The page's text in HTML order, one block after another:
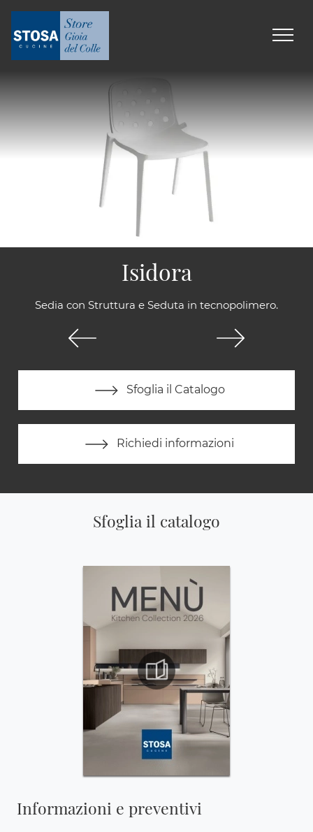
Sedia con Struttura e Seduta in tecnopolimero.
Sfoglia il Catalogo
Richiedi informazioni
Isidora
Sfoglia il catalogo
Informazioni e preventivi